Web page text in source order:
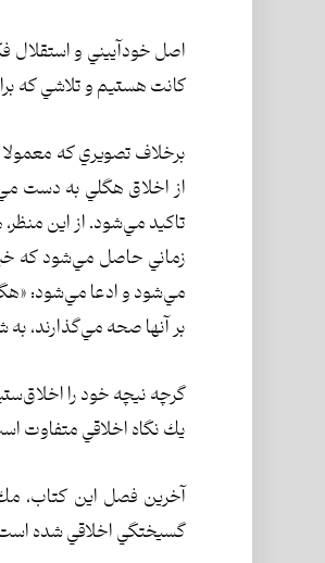
اصل خودآييني و استقلال
كانت هستيم و تلاشي كه
برخلاف تصويري كه
از اخلاق هگلي به دست
تاكيد مي‌شود. از اين
زماني حاصل مي‌شود كه
مي‌شود و ادعا مي‌شود:
بر آنها صحه مي‌گذارند، به
گرچه نيچه خود را
يك نگاه اخلاقي متفاوت
آخرين فصل اين كتاب،
گسيختگي اخلاقي شده است